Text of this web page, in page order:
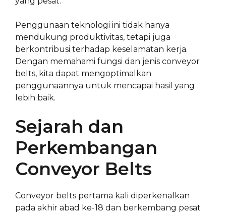
Penggunaan teknologi ini tidak hanya
mendukung produktivitas, tetapi juga
berkontribusi terhadap keselamatan kerja.
Dengan memahami fungsi dan jenis conveyor
belts, kita dapat mengoptimalkan
penggunaannya untuk mencapai hasil yang
lebih baik.
Sejarah dan
Perkembangan
Conveyor Belts
Conveyor belts pertama kali diperkenalkan
pada akhir abad ke-18 dan berkembang pesat